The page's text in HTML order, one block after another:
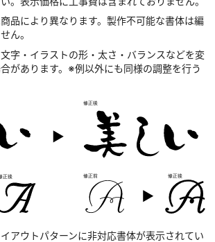
品により異なります。製作不可能な書体は編
ん。
字・イラストの形・太さ・バランスなどを変
があります。※例以外にも同様の調整を行う
アウトパターンに非対応書体が表示されてい